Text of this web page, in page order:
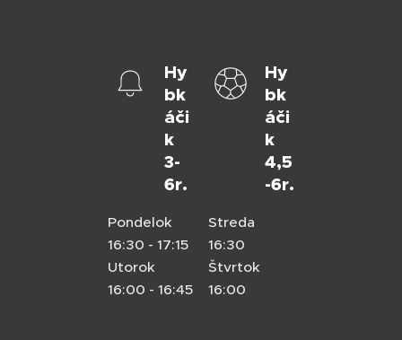
Hy
bk
áči
k
3-
6r.
Pondelok
16:30 - 17:15
Utorok
16:00 - 16:45
Hy
bk
áči
k
4,5
-6r.
Streda
16:30
Štvrtok
16:00